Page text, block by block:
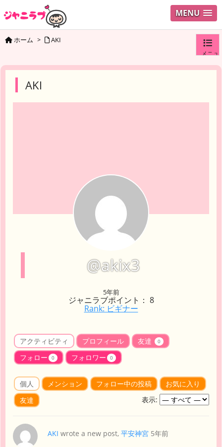
MENU
メニュ
ホーム > AKI
AKI
@akix3
5年前
ジャニラブポイント： 8
Rank: ビギナー
アクティビティ プロフィール 友達 0
フォロー 0 フォロワー 0
個人 メンション フォロー中の投稿
お気に入り
友達
表示:
AKI wrote a new post, 平安神宮 5年前